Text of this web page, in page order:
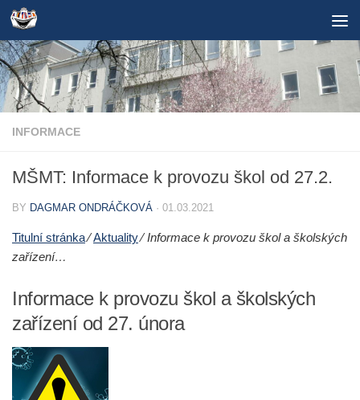
Skip to content
INFORMACE
MŠMT: Informace k provozu škol od 27.2.
BY DAGMAR ONDRÁČKOVÁ · 01.03.2021
Titulní stránka⁄Aktuality⁄Informace k provozu škol a školských
zařízení…
Informace k provozu škol a školských
zařízení od 27. února